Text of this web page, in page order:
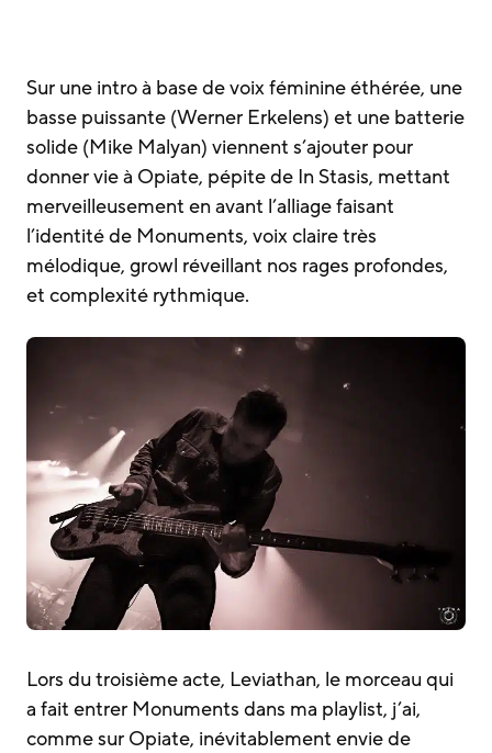
Sur une intro à base de voix féminine éthérée, une
basse puissante (Werner Erkelens) et une batterie
solide (Mike Malyan) viennent s’ajouter pour
donner vie à Opiate, pépite de In Stasis, mettant
merveilleusement en avant l’alliage faisant
l’identité de Monuments, voix claire très
mélodique, growl réveillant nos rages profondes,
et complexité rythmique.
Lors du troisième acte, Leviathan, le morceau qui
a fait entrer Monuments dans ma playlist, j’ai,
comme sur Opiate, inévitablement envie de